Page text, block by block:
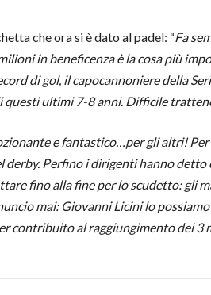
che ora si è dato al padel: “Fa
in beneficenza è la cosa più
di gol, il capocannoniere della
questi ultimi 7-8 anni. Difficile
e fantastico…per gli altri! Per
derby. Perfino i dirigenti hanno detto
fino alla fine per lo scudetto: gli
mai: Giovanni Licini lo possiamo
contribuito al raggiungimento dei 3